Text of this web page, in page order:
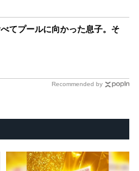
てプールに向かった息子。そ
Recommended by